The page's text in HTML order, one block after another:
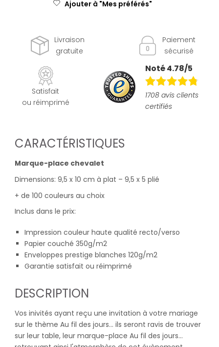
Ajouter à "Mes préférés"
Livraison
gratuite
Paiement
sécurisé
Satisfait
ou réimprimé
Noté 4.78/5
1708 avis clients
certifiés
CARACTÉRISTIQUES
Marque-place chevalet
Dimensions: 9,5 x 10 cm à plat – 9,5 x 5 plié
+ de 100 couleurs au choix
Inclus dans le prix:
Impression couleur haute qualité recto/verso
Papier couché 350g/m2
Enveloppes prestige blanches 120g/m2
Garantie satisfait ou réimprimé
DESCRIPTION
Vos inivités ayant reçu une invitation à votre mariage
sur le thème Au fil des jours... ils seront ravis de trouver
sur leur table, leur marque-place Au fil des jours...